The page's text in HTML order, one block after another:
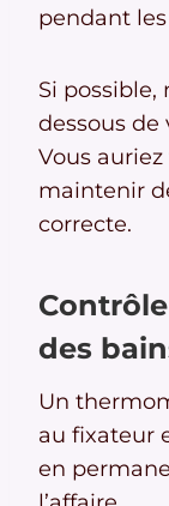
pendant
Si possible,
dessous de
Vous
maintenir
correcte.
des
Un
au fixateur
en